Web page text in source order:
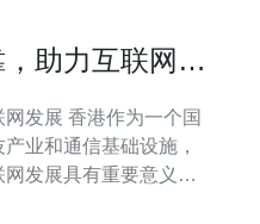
助力互联网发
为一个国
业和通信基础设施，
发展具有重要意义。